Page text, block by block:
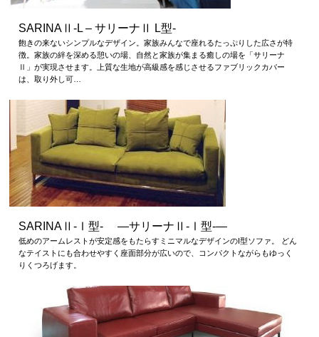
SARINAⅡ-L – サリーナⅡ L型-
飽きの来ないシンプルなデザイン。家族みんなで座れるたっぷりした広さが特
徴。家族の絆を深める憩いの場、自然と家族が集まる癒しの場を「サリーナ
Ⅱ」が実現させます。上質な生地が高級感を感じさせるファブリックカバー
は、取り外し可…
SARINAⅡ-Ⅰ型- ―サリーナⅡ-Ⅰ型-―
低めのアームレストが安定感をもたらすミニマルなデザインのI型ソファ。 どん
なテイストにも合わせやすく座面部分が広いので、コンパクトながらもゆっく
りくつろげます。